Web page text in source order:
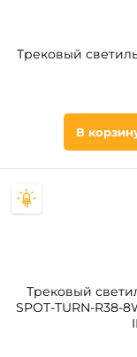
Страна
гостиная
спальня
Трековый
В
Трековый
SPOT-TURN-R38-